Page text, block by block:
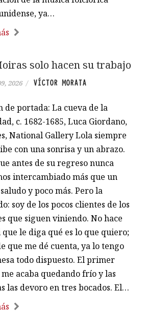
ya…
solo hacen su trabajo
2026 / VÍCTOR MORATA
de portada: La cueva de la
c. 1682-1685, Luca Giordano,
National Gallery Lola siempre
con una sonrisa y un abrazo.
antes de su regreso nunca
intercambiado más que un
y poco más. Pero la
soy de los pocos clientes de los
que siguen viniendo. No hace
le diga qué es lo que quiero;
que me dé cuenta, ya lo tengo
todo dispuesto. El primer
me acaba quedando frío y las
las devoro en tres bocados. El…